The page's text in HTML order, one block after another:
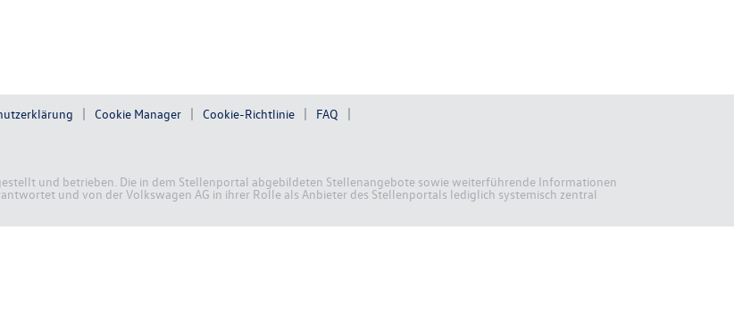
Cookie Manager Cookie-Richtlinie
FAQ
und betrieben. Die in dem Stellenportal abgebildeten Stellenangebote sowie weiterführende Informationen
und von der Volkswagen AG in ihrer Rolle als Anbieter des Stellenportals lediglich systemisch zentral